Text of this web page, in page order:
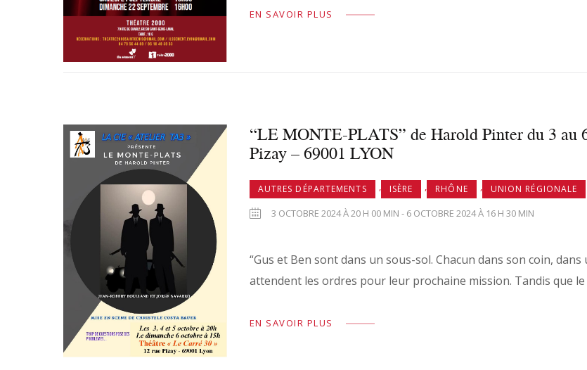
EN SAVOIR PLUS
“LE MONTE-PLATS” de Harold Pinter du 3 au
Pizay – 69001 LYON
AUTRES DÉPARTEMENTS , ISÈRE , RHÔNE , UNION RÉGIONALE
3 OCTOBRE 2024 À 20 H 00 MIN - 6 OCTOBRE 2024 À 16 H 30 MIN
“Gus et Ben sont dans un sous-sol. Chacun dans son coin,
attendent les ordres pour leur prochaine mission. Tandis que le
EN SAVOIR PLUS